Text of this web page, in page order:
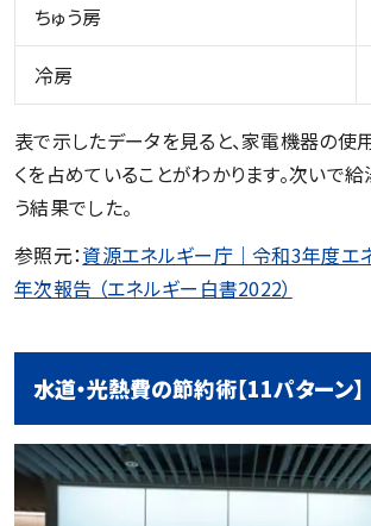
ちゅう房
冷房
表で示したデータを見ると、家電機器の使
くを占めていることがわかります。次いで
う結果でした。
参照元：資源エネルギー庁｜令和3年度エ
年次報告 （エネルギー白書2022）
水道・光熱費の節約術【11パターン】